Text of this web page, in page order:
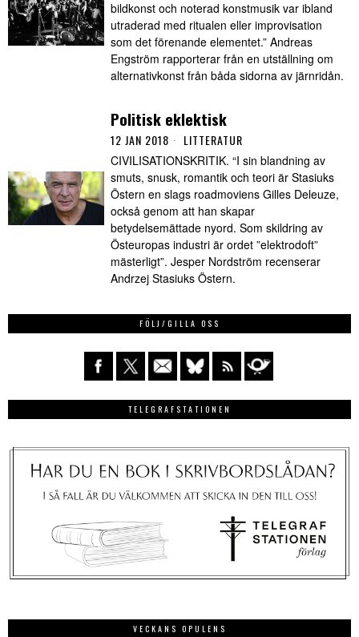
bildkonst och noterad konstmusik var ibland
utraderad med ritualen eller improvisation
som det förenande elementet.” Andreas
Engström rapporterar från en utställning om
alternativkonst från båda sidorna av järnridån.
Politisk eklektisk
12 JAN 2018 LITTERATUR
CIVILISATIONSKRITIK. “I sin blandning av
smuts, snusk, romantik och teori är Stasiuks
Östern en slags roadmoviens Gilles Deleuze,
också genom att han skapar
betydelsemättade nyord. Som skildring av
Östeuropas industri är ordet ”elektrodoft”
mästerligt”. Jesper Nordström recenserar
Andrzej Stasiuks Östern.
FÖLJ/GILLA OSS
TELEGRAFSTATIONEN
VECKANS OPULENS